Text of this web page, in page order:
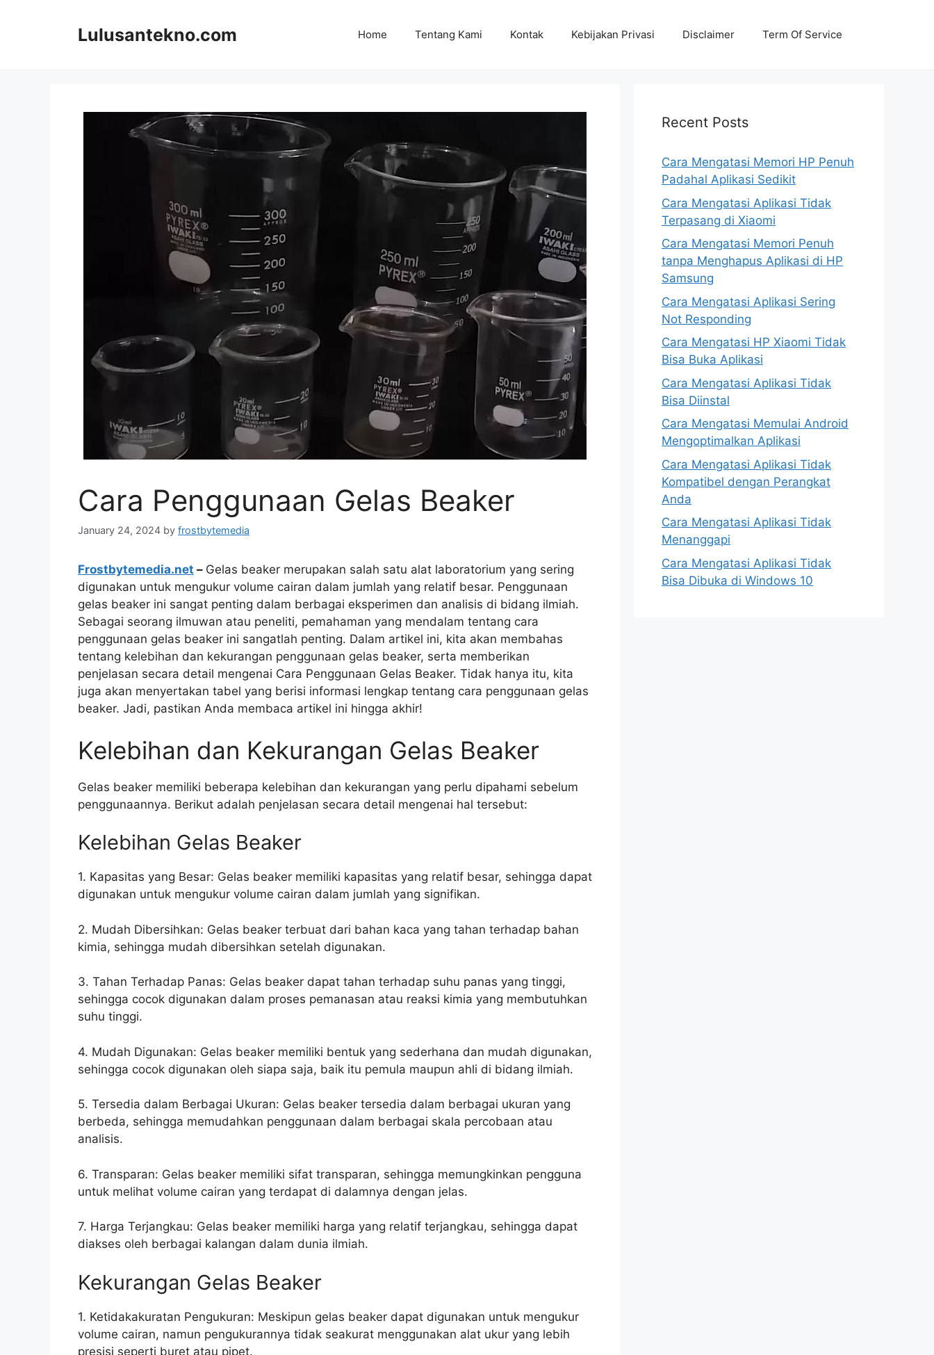
Lulusantekno.com Home Tentang Kami Kontak Kebijakan Privasi Disclaimer Term Of Service
Cara Penggunaan Gelas Beaker
January 24, 2024 by frostbytemedia
Frostbytemedia.net – Gelas beaker merupakan salah satu alat laboratorium yang sering
digunakan untuk mengukur volume cairan dalam jumlah yang relatif besar. Penggunaan
gelas beaker ini sangat penting dalam berbagai eksperimen dan analisis di bidang ilmiah.
Sebagai seorang ilmuwan atau peneliti, pemahaman yang mendalam tentang cara
penggunaan gelas beaker ini sangatlah penting. Dalam artikel ini, kita akan membahas
tentang kelebihan dan kekurangan penggunaan gelas beaker, serta memberikan
penjelasan secara detail mengenai Cara Penggunaan Gelas Beaker. Tidak hanya itu, kita
juga akan menyertakan tabel yang berisi informasi lengkap tentang cara penggunaan gelas
beaker. Jadi, pastikan Anda membaca artikel ini hingga akhir!
Kelebihan dan Kekurangan Gelas Beaker
Gelas beaker memiliki beberapa kelebihan dan kekurangan yang perlu dipahami sebelum
penggunaannya. Berikut adalah penjelasan secara detail mengenai hal tersebut:
Kelebihan Gelas Beaker
1. Kapasitas yang Besar: Gelas beaker memiliki kapasitas yang relatif besar, sehingga dapat
digunakan untuk mengukur volume cairan dalam jumlah yang signifikan.
2. Mudah Dibersihkan: Gelas beaker terbuat dari bahan kaca yang tahan terhadap bahan
kimia, sehingga mudah dibersihkan setelah digunakan.
3. Tahan Terhadap Panas: Gelas beaker dapat tahan terhadap suhu panas yang tinggi,
sehingga cocok digunakan dalam proses pemanasan atau reaksi kimia yang membutuhkan
suhu tinggi.
4. Mudah Digunakan: Gelas beaker memiliki bentuk yang sederhana dan mudah digunakan,
sehingga cocok digunakan oleh siapa saja, baik itu pemula maupun ahli di bidang ilmiah.
5. Tersedia dalam Berbagai Ukuran: Gelas beaker tersedia dalam berbagai ukuran yang
berbeda, sehingga memudahkan penggunaan dalam berbagai skala percobaan atau
analisis.
6. Transparan: Gelas beaker memiliki sifat transparan, sehingga memungkinkan pengguna
untuk melihat volume cairan yang terdapat di dalamnya dengan jelas.
7. Harga Terjangkau: Gelas beaker memiliki harga yang relatif terjangkau, sehingga dapat
diakses oleh berbagai kalangan dalam dunia ilmiah.
Kekurangan Gelas Beaker
1. Ketidakakuratan Pengukuran: Meskipun gelas beaker dapat digunakan untuk mengukur
volume cairan, namun pengukurannya tidak seakurat menggunakan alat ukur yang lebih
presisi seperti buret atau pipet.
Recent Posts
Cara Mengatasi Memori HP Penuh
Padahal Aplikasi Sedikit
Cara Mengatasi Aplikasi Tidak
Terpasang di Xiaomi
Cara Mengatasi Memori Penuh
tanpa Menghapus Aplikasi di HP
Samsung
Cara Mengatasi Aplikasi Sering
Not Responding
Cara Mengatasi HP Xiaomi Tidak
Bisa Buka Aplikasi
Cara Mengatasi Aplikasi Tidak
Bisa Diinstal
Cara Mengatasi Memulai Android
Mengoptimalkan Aplikasi
Cara Mengatasi Aplikasi Tidak
Kompatibel dengan Perangkat
Anda
Cara Mengatasi Aplikasi Tidak
Menanggapi
Cara Mengatasi Aplikasi Tidak
Bisa Dibuka di Windows 10